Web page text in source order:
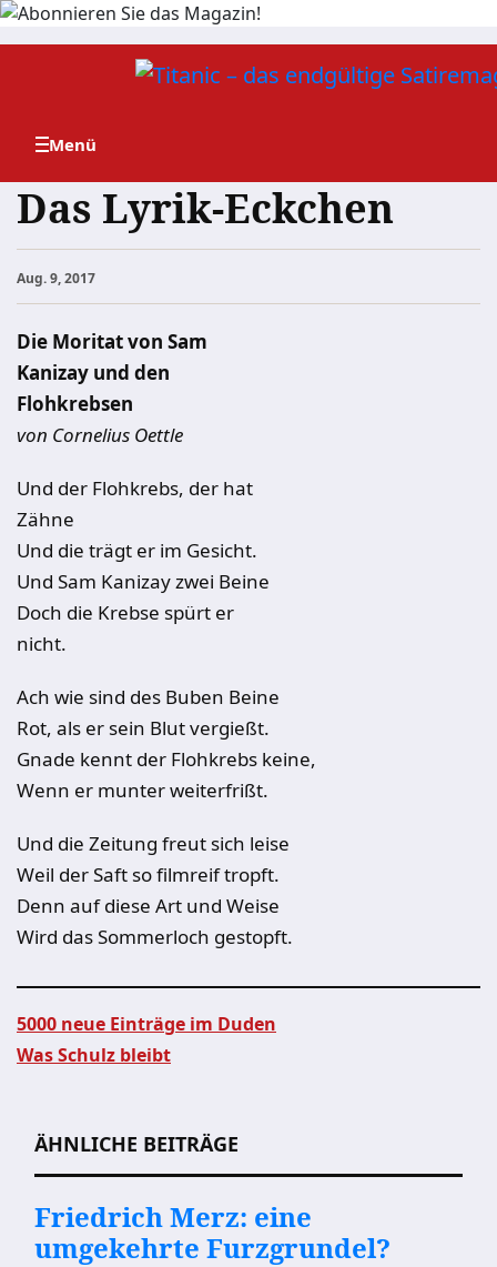
Zum
Das Lyrik-Eckchen
Aug. 9, 2017
Die Moritat von Sam
Kanizay und den
Flohkrebsen
von Cornelius Oettle
Und der Flohkrebs, der hat
Zähne
Und die trägt er im Gesicht.
Und Sam Kanizay zwei Beine
Doch die Krebse spürt er
nicht.
Ach wie sind des Buben Beine
Rot, als er sein Blut vergießt.
Gnade kennt der Flohkrebs keine,
Wenn er munter weiterfrißt.
Und die Zeitung freut sich leise
Weil der Saft so filmreif tropft.
Denn auf diese Art und Weise
Wird das Sommerloch gestopft.
5000 neue Einträge im Duden
Was Schulz bleibt
ÄHNLICHE BEITRÄGE
Friedrich Merz: eine
umgekehrte Furzgrundel?